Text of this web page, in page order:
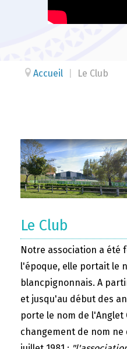
Accueil Le Club
Le Club
Notre association a été
l'époque, elle portait le
blancpignonnais. A
et jusqu'au début des
porte le nom de
changement de nom